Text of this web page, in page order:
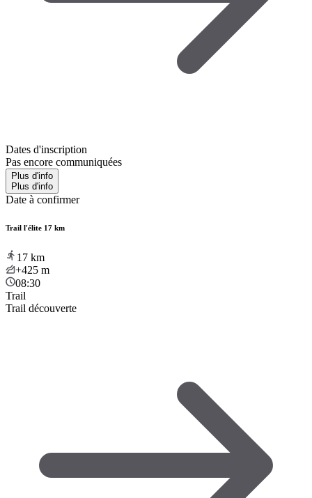
Dates d'inscription
Pas encore communiquées
Plus d'info
Plus d'info
Date à confirmer
Trail l'élite 17 km
17 km
+425 m
08:30
Trail
Trail découverte